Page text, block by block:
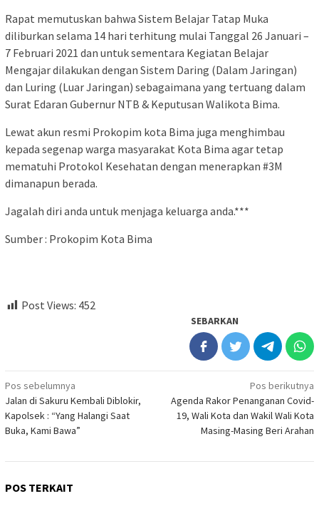
Rapat memutuskan bahwa Sistem Belajar Tatap Muka
diliburkan selama 14 hari terhitung mulai Tanggal 26 Januari –
7 Februari 2021 dan untuk sementara Kegiatan Belajar
Mengajar dilakukan dengan Sistem Daring (Dalam Jaringan)
dan Luring (Luar Jaringan) sebagaimana yang tertuang dalam
Surat Edaran Gubernur NTB & Keputusan Walikota Bima.
Lewat akun resmi Prokopim kota Bima juga menghimbau
kepada segenap warga masyarakat Kota Bima agar tetap
mematuhi Protokol Kesehatan dengan menerapkan #3M
dimanapun berada.
Jagalah diri anda untuk menjaga keluarga anda.***
Sumber : Prokopim Kota Bima
Post Views: 452
SEBARKAN
Navigasi
pos
Pos sebelumnya
Jalan di Sakuru Kembali Diblokir,
Kapolsek : “Yang Halangi Saat
Buka, Kami Bawa”
Pos berikutnya
Agenda Rakor Penanganan Covid-
19, Wali Kota dan Wakil Wali Kota
Masing-Masing Beri Arahan
POS TERKAIT